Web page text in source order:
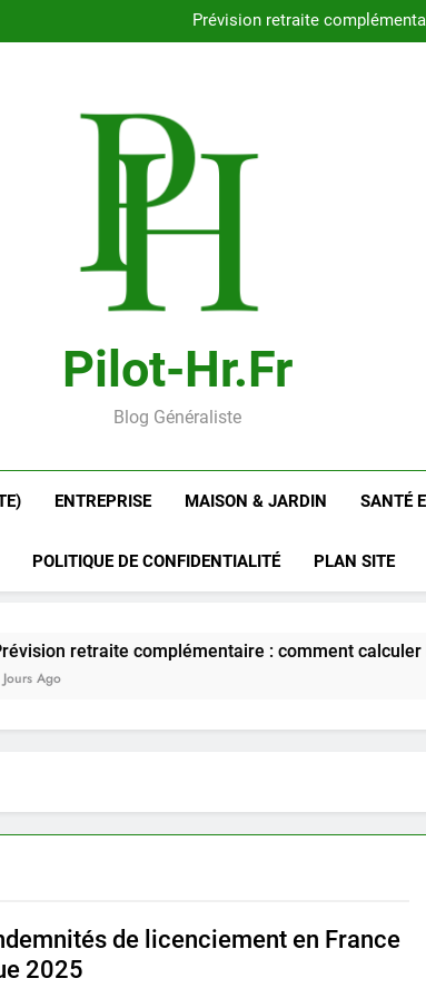
Prévision retraite
Épargne salariale :
Pilot-Hr.fr
Blog Généraliste
ENTREPRISE MAISON & JARDIN SANTÉ
POLITIQUE DE CONFIDENTIALITÉ PLAN SITE
complémentaire : comment calculer le coût
de licenciement en France
2025